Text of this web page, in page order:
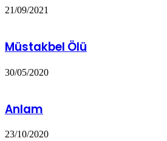
21/09/2021
Müstakbel Ölü
30/05/2020
Anlam
23/10/2020